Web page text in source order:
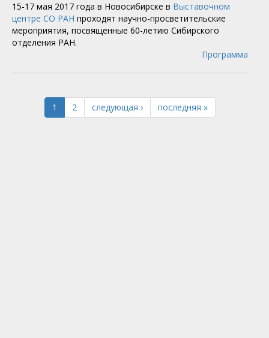
15-17 мая 2017 года в Новосибирске в Выставочном
центре СО РАН проходят научно-просветительские
мероприятия, посвященные 60-летию Сибирского
отделения РАН.
Программа
1 2 следующая › последняя »